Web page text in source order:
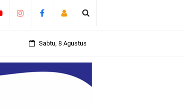
Sabtu, 8 Agustus